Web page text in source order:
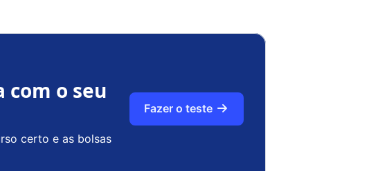
o seu
certo e as bolsas
Fazer o teste